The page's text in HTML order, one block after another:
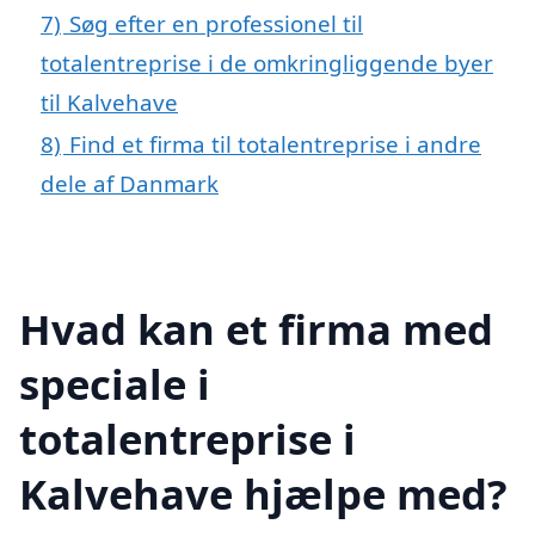
7) Søg efter en professionel til
totalentreprise i de omkringliggende byer
til Kalvehave
8) Find et firma til totalentreprise i andre
dele af Danmark
Hvad kan et firma med
speciale i
totalentreprise i
Kalvehave hjælpe med?